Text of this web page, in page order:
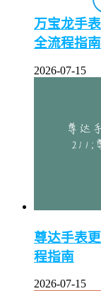
万宝龙手
全流程指南
2026-07-15
尊达手表
程指南
2026-07-15